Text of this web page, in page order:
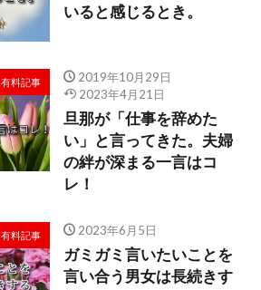
いると感じるとき。
有料記事
2019年10月29日
2023年4月21日
旦那が「仕事を辞めた
い」と言ってきた。夫婦
の絆が深まる一言はコ
レ！
有料記事 2023年6月5日
ガミガミ言いたいことを
言い合う男女は長続きす